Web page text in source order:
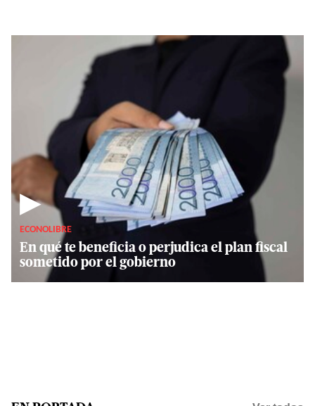
▶
ECONOLIBRE
En qué te beneficia o perjudica el plan fiscal
sometido por el gobierno